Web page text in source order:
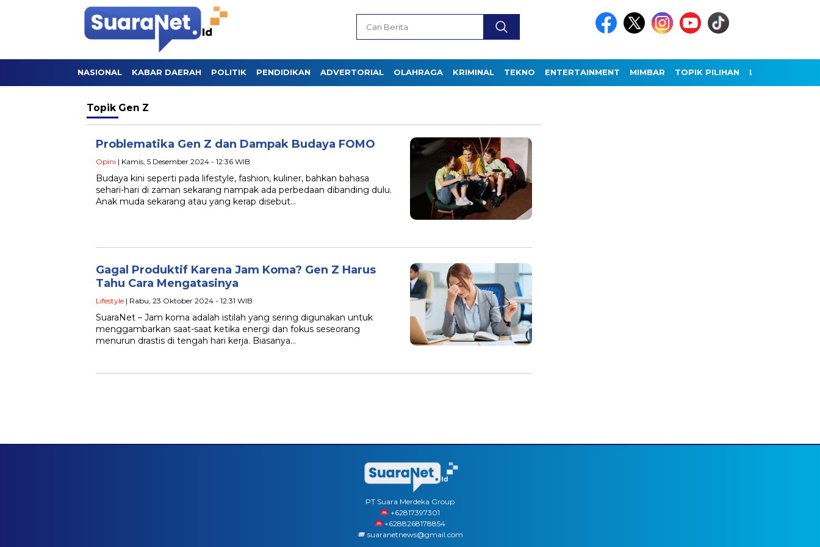
NASIONAL KABAR DAERAH POLITIK PENDIDIKAN ADVERTORIAL OLAHRAGA KRIMINAL TEKNO ENTERTAINMENT MIMBAR TOPIK PILIHAN LAINNYA
Topik Gen Z
Problematika Gen Z dan Dampak Budaya FOMO
Opini | Kamis, 5 Desember 2024 - 12:36 WIB
Budaya kini seperti pada lifestyle, fashion, kuliner, bahkan bahasa
sehari-hari di zaman sekarang nampak ada perbedaan dibanding dulu.
Anak muda sekarang atau yang kerap disebut…
Gagal Produktif Karena Jam Koma? Gen Z Harus
Tahu Cara Mengatasinya
Lifestyle | Rabu, 23 Oktober 2024 - 12:31 WIB
SuaraNet – Jam koma adalah istilah yang sering digunakan untuk
menggambarkan saat-saat ketika energi dan fokus seseorang
menurun drastis di tengah hari kerja. Biasanya…
PT Suara Merdeka Group
‪+62817397301
+6288268178854
suaranetnews@gmail.com